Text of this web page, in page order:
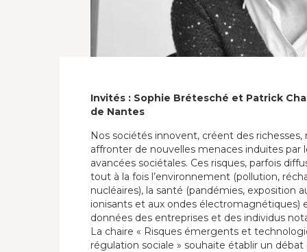
Invités : Sophie Brétesché et Patrick
de Nantes
Nos sociétés innovent, créent des
affronter de nouvelles menaces induites
avancées sociétales. Ces risques, parfois
tout à la fois l’environnement (pollution,
nucléaires), la santé (pandémies, exposition
ionisants et aux ondes
données des entreprises et des individus
La chaire « Risques émergents et
régulation sociale » souhaite établir un